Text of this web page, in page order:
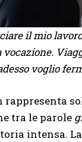
il mio
voglio
rappresenta
tra le parole
intensa.